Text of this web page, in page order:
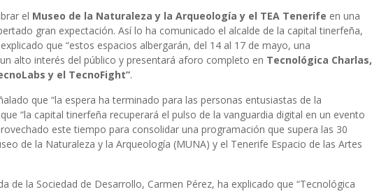
el Museo de la Naturaleza y la Arqueología y el TEA Tenerife en una
gran expectación. Así lo ha comunicado el alcalde de la capital tinerfeña,
que “estos espacios albergarán, del 14 al 17 de mayo, una
alto interés del público y presentará aforo completo en Tecnológica Charlas,
y el TecnoFight”.
que “la espera ha terminado para las personas entusiastas de la
“la capital tinerfeña recuperará el pulso de la vanguardia digital en un evento
este tiempo para consolidar una programación que supera las 30
de la Naturaleza y la Arqueología (MUNA) y el Tenerife Espacio de las Artes
de la Sociedad de Desarrollo, Carmen Pérez, ha explicado que “Tecnológica